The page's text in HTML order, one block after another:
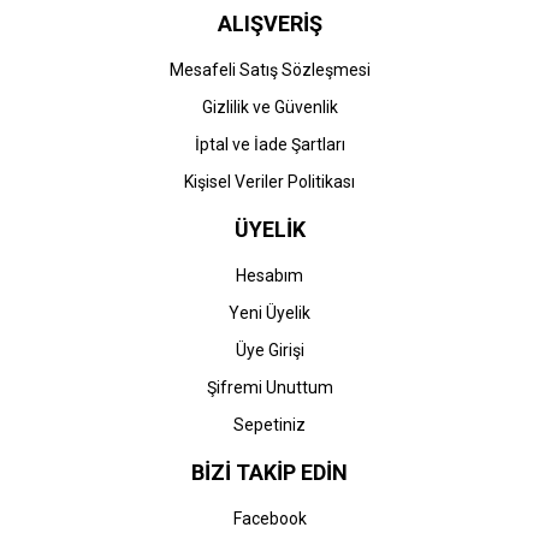
ALIŞVERİŞ
Mesafeli Satış Sözleşmesi
Gizlilik ve Güvenlik
İptal ve İade Şartları
Kişisel Veriler Politikası
ÜYELİK
Hesabım
Yeni Üyelik
Üye Girişi
Şifremi Unuttum
Sepetiniz
BİZİ TAKİP EDİN
Facebook